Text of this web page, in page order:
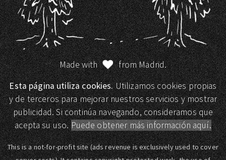
Made with
from Madrid.
Esta página utiliza cookies.Utilizamos cookies propias
y de terceros para mejorar nuestros servicios y mostrar
publicidad. Si continúa navegando, consideramos que
acepta su uso.Puede obtener más información aquí.
This is a not-for-profit site (ads revenue is exclusively used to cover